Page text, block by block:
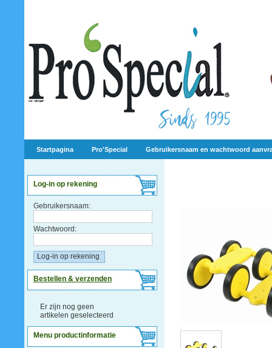
Startpagina Pro'Special Gebruikersnaam en wachtwoord
Log-in op rekening
Gebruikersnaam:
Wachtwoord:
Bestellen & verzenden
Er zijn nog geen
artikelen geselecteerd
Menu productinformatie